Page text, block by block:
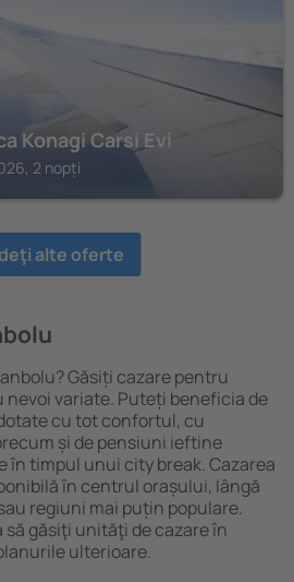
Konagi Carsi Evi
2 nopți
alte oferte
Găsiți cazare pentru
variate. Puteți beneficia de
cu tot confortul, cu
și de pensiuni ieftine
în timpul unui city break. Cazarea
în centrul orașului, lângă
regiuni mai puțin populare.
găsiţi unităţi de cazare în
ulterioare.